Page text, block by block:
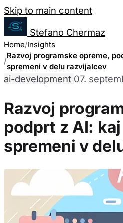
Salta al contenuto
Skip to main content
Stefano Chermaz
Home Insights
Razvoj programske opreme,
spremeni v delu razvijalcev
ai-development 07.
Razvoj
podprt z AI:
spremeni v
Upravljanje
Lahko izberete, ali
strani.
Potrebni piškotki
Vedno omogočeno
Ti piškotki so bistveni za
nastavijo le kot odziv na
Analitični piškotki